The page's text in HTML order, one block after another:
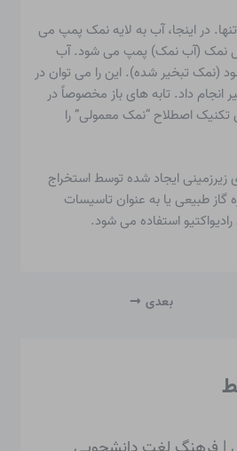
تنها. در اینجا، آب به لایه نمک پمپ می
نمک (آب نمک) پمپ می شود. آب
تبخیر شده). این را می توان در
انجام داد. تابه های باز مخصوصاً در
اصطلاح “نمک معمولی” را
ایجاد شده توسط استخراج
گاز طبیعی یا به عنوان تاسیسات
استفاده می شود.
بعدی